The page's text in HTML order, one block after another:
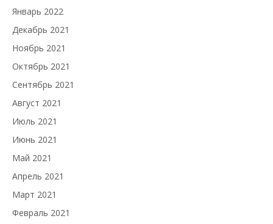
Январь 2022
Декабрь 2021
Ноябрь 2021
Октябрь 2021
Сентябрь 2021
Август 2021
Июль 2021
Июнь 2021
Май 2021
Апрель 2021
Март 2021
Февраль 2021